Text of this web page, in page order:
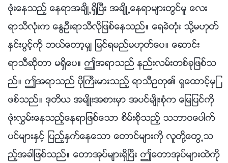
ဖုံးေနသည့္ ေနရာအခ်ိဳ႕ရွိၿပီး အခ်ိဳ႕ေနရာမ်ားတြင္မူ ေလး
ရာသီလုံးက ေႏြဦးရာသီလိုျဖစ္ေနသည္။ ေရခဲတုံး သို႔မဟုတ္
ႏွင္းပြင့္ကို ဘယ္ေတာ့မွ် ျမင္ရမည္မဟုတ္ေပ။ ေဆာင္း
ရာသီဆိုတာ မရွိေပ။ ဤအရာသည္ နည္းလမ္းတစ္ခုျဖစ္သ
ည္။ ဤအရာသည္ ပိုႀကီးမားသည့္ ရာသီဥတု၏ ရႈေထာင့္မွျ
ဖစ္သည္။ ဒုတိယ အမ်ိဳးအစားမွာ အပင္မ်ိဳးစုံက ေျမျပင္ကို
ဖုံးလႊမ္းေနသည့္ေနရာျဖစ္ေသာ စိမ္းစိုသည့္ သဘာဝေပါက္
ပင္မ်ားႏွင့္ ျပည့္ႏွက္ေနေသာ ေတာင္မ်ားကို လူတို႔ေတြ႕သ
ည့္အခါျဖစ္သည္။ ေတာအုပ္မ်ားရွိၿပီး ဤေတာအုပ္မ်ားထဲကို